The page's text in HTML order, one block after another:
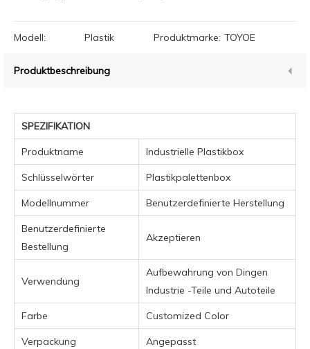
Modell: Plastik Produktmarke: TOYOE
Produktbeschreibung
SPEZIFIKATION
Produktname Industrielle Plastikbox
Schlüsselwörter Plastikpalettenbox
Modellnummer Benutzerdefinierte Herstellung
Benutzerdefinierte
Bestellung
Akzeptieren
Verwendung
Aufbewahrung von Dingen
Industrie -Teile und Autoteile
Farbe Customized Color
Verpackung Angepasst